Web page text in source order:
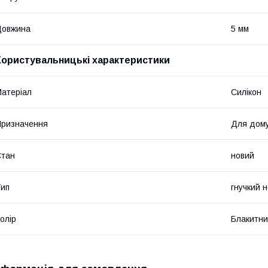
5 мм
характеристики
Силікон
Для
новий
гнучкий